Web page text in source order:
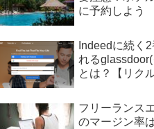
に予約しよう
Indeedに続く
れる
とは？【リク
フリーランス
のマージン率